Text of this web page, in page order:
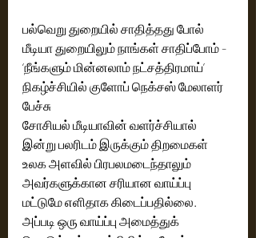
பல்வெறு துறையில் சாதித்தது போல்
மீடியா துறையிலும் நாங்கள் சாதிப்போம் -
‘நீங்களும் மின்னலாம் நட்சத்திரமாய்’
நிகழ்ச்சியில் குளோப் நெக்சஸ் மேலாளர்
பேச்சு
சோசியல் மீடியாவின் வளர்ச்சியால்
இன்று பலரிடம் இருக்கும் திறமைகள்
உலக அளவில் பிரபலமடைந்தாலும்
அவர்களுக்கான சரியான வாய்ப்பு
மட்டுமே எளிதாக கிடைப்பதில்லை.
அப்படி ஒரு வாய்ப்பு அமைத்துக்